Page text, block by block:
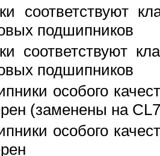
соответствуют
подшипников
соответствуют
подшипников
особого
(заменены на
особого